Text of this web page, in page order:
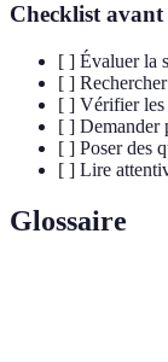
Checklist
[ ] Évaluer la
[ ]
[ ] Vérifier les
[ ] Demander
[ ] Poser des
[ ] Lire
Glossaire